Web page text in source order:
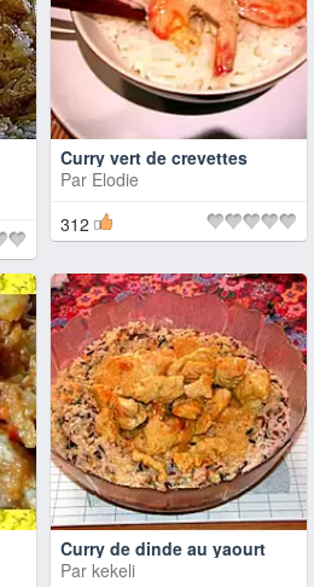
Curry vert de crevettes
Par Elodie
312
Curry de dinde au yaourt
Par kekeli